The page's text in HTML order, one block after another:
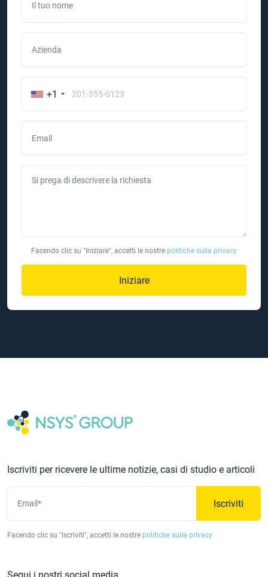
Il tuo nome
Azienda
+1
Email
Si prega di descrivere la richiesta
Facendo clic su "Iniziare", accetti le nostre politiche sulla privacy
Iniziare
Iscriviti per ricevere le ultime notizie, casi di studio e articoli
Email* Iscriviti
Facendo clic su "Iscriviti", accetti le nostre politiche sulla privacy